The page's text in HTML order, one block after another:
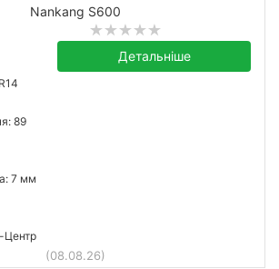
Nankang S600
Детальніше
89
7 мм
Центр
(08.08.26)